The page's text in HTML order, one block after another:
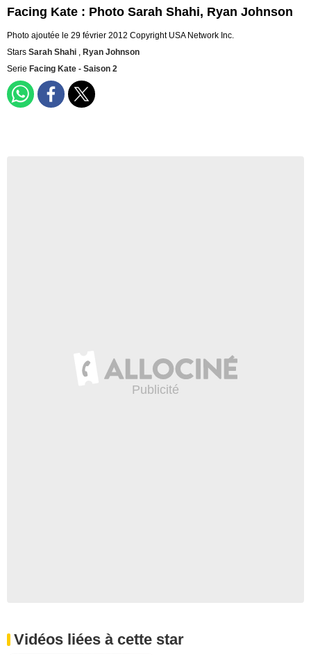
Facing Kate : Photo Sarah Shahi, Ryan Johnson
Photo ajoutée le 29 février 2012 Copyright USA Network Inc.
Stars Sarah Shahi , Ryan Johnson
Serie Facing Kate - Saison 2
Vidéos liées à cette star